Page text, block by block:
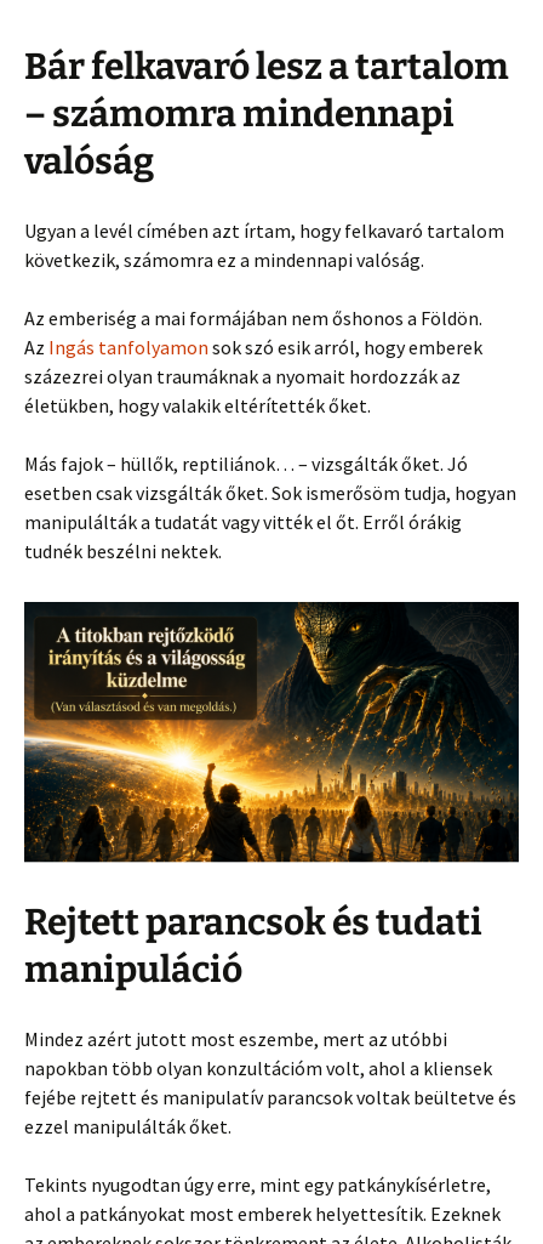
Bár felkavaró lesz a tartalom
– számomra mindennapi
valóság
Ugyan a levél címében azt írtam, hogy felkavaró tartalom
következik, számomra ez a mindennapi valóság.
Az emberiség a mai formájában nem őshonos a Földön.
Az Ingás tanfolyamon sok szó esik arról, hogy emberek
százezrei olyan traumáknak a nyomait hordozzák az
életükben, hogy valakik eltérítették őket.
Más fajok – hüllők, reptiliánok… – vizsgálták őket. Jó
esetben csak vizsgálták őket. Sok ismerősöm tudja, hogyan
manipulálták a tudatát vagy vitték el őt. Erről órákig
tudnék beszélni nektek.
Rejtett parancsok és tudati
manipuláció
Mindez azért jutott most eszembe, mert az utóbbi
napokban több olyan konzultációm volt, ahol a kliensek
fejébe rejtett és manipulatív parancsok voltak beültetve és
ezzel manipulálták őket.
Tekints nyugodtan úgy erre, mint egy patkánykísérletre,
ahol a patkányokat most emberek helyettesítik. Ezeknek